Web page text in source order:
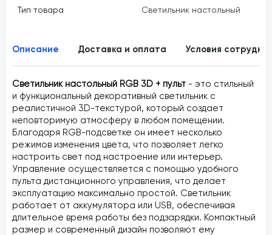
Тип товара Светильник настольный
Описание Доставка и оплата Условия
Светильник настольный RGB 3D + пульт - это стильный
и функциональный декоративный светильник с
реалистичной 3D-текстурой, который создает
неповторимую атмосферу в любом помещении.
Благодаря RGB-подсветке он имеет несколько
режимов изменения цвета, что позволяет легко
настроить свет под настроение или интерьер.
Управление осуществляется с помощью удобного
пульта дистанционного управления, что делает
эксплуатацию максимально простой. Светильник
работает от аккумулятора или USB, обеспечивая
длительное время работы без подзарядки. Компактный
размер и современный дизайн позволяют ему